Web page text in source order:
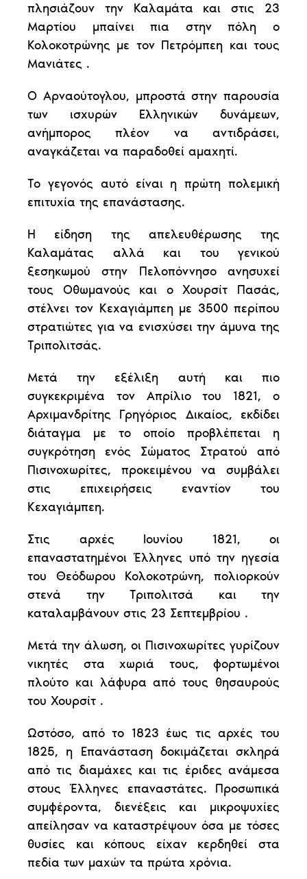
πλησιάζουν την Καλαμάτα και στις 23
Μαρτίου μπαίνει πια στην πόλη ο
Κολοκοτρώνης με τον Πετρόμπεη και τους
Μανιάτες .
Ο Αρναούτογλου, μπροστά στην παρουσία
των ισχυρών Ελληνικών δυνάμεων,
ανήμπορος πλέον να αντιδράσει,
αναγκάζεται να παραδοθεί αμαχητί.
Το γεγονός αυτό είναι η πρώτη πολεμική
επιτυχία της επανάστασης.
Η είδηση της απελευθέρωσης της
Καλαμάτας αλλά και του γενικού
ξεσηκωμού στην Πελοπόννησο ανησυχεί
τους Οθωμανούς και ο Χουρσίτ Πασάς,
στέλνει τον Κεχαγιάμπεη με 3500 περίπου
στρατιώτες για να ενισχύσει την άμυνα της
Τριπολιτσάς.
Μετά την εξέλιξη αυτή και πιο
συγκεκριμένα τον Απρίλιο του 1821, ο
Αρχιμανδρίτης Γρηγόριος Δικαίος, εκδίδει
διάταγμα με το οποίο προβλέπεται η
συγκρότηση ενός Σώματος Στρατού από
Πισινοχωρίτες, προκειμένου να συμβάλει
στις επιχειρήσεις εναντίον του
Κεχαγιάμπεη.
Στις αρχές Ιουνίου 1821, οι
επαναστατημένοι Έλληνες υπό την ηγεσία
του Θεόδωρου Κολοκοτρώνη, πολιορκούν
στενά την Τριπολιτσά και την
καταλαμβάνουν στις 23 Σεπτεμβρίου .
Μετά την άλωση, οι Πισινοχωρίτες γυρίζουν
νικητές στα χωριά τους, φορτωμένοι
πλούτο και λάφυρα από τους θησαυρούς
του Χουρσίτ .
Ωστόσο, από το 1823 έως τις αρχές του
1825, η Επανάσταση δοκιμάζεται σκληρά
από τις διαμάχες και τις έριδες ανάμεσα
στους Έλληνες επαναστάτες. Προσωπικά
συμφέροντα, διενέξεις και μικροψυχίες
απείλησαν να καταστρέψουν όσα με τόσες
θυσίες και κόπους είχαν κερδηθεί στα
πεδία των μαχών τα πρώτα χρόνια.